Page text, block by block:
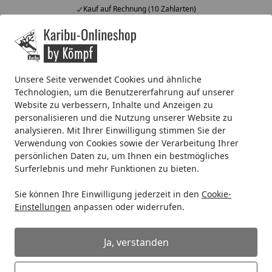
Unsere Seite verwendet Cookies und ähnliche
Technologien, um die Benutzererfahrung auf unserer
Website zu verbessern, Inhalte und Anzeigen zu
personalisieren und die Nutzung unserer Website zu
analysieren. Mit Ihrer Einwilligung stimmen Sie der
Verwendung von Cookies sowie der Verarbeitung Ihrer
persönlichen Daten zu, um Ihnen ein bestmögliches
Surferlebnis und mehr Funktionen zu bieten.
Sie können Ihre Einwilligung jederzeit in den Cookie-
Einstellungen anpassen oder widerrufen.
Ja, verstanden
Kauf auf Rechnung (10 Zahlarten)
Alle Produkte
Mein Konto
Startseite
Wellness Zubehör für Saunen Beleuchtung &
Beleuchtung & Unterhaltung
Ihre Artikelübersicht
Kategorien
11